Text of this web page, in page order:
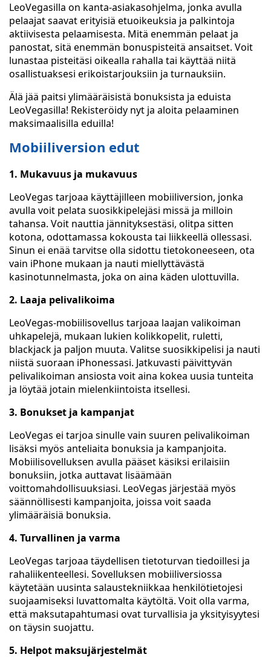
LeoVegasilla on kanta-asiakasohjelma, jonka avulla
pelaajat saavat erityisiä etuoikeuksia ja palkintoja
aktiivisesta pelaamisesta. Mitä enemmän pelaat ja
panostat, sitä enemmän bonuspisteitä ansaitset. Voit
lunastaa pisteitäsi oikealla rahalla tai käyttää niitä
osallistuaksesi erikoistarjouksiin ja turnauksiin.
Älä jää paitsi ylimääräisistä bonuksista ja eduista
LeoVegasilla! Rekisteröidy nyt ja aloita pelaaminen
maksimaalisilla eduilla!
Mobiiliversion edut
1. Mukavuus ja mukavuus
LeoVegas tarjoaa käyttäjilleen mobiiliversion, jonka
avulla voit pelata suosikkipelejäsi missä ja milloin
tahansa. Voit nauttia jännityksestäsi, olitpa sitten
kotona, odottamassa kokousta tai liikkeellä ollessasi.
Sinun ei enää tarvitse olla sidottu tietokoneeseen, ota
vain iPhone mukaan ja nauti miellyttävästä
kasinotunnelmasta, joka on aina käden ulottuvilla.
2. Laaja pelivalikoima
LeoVegas-mobiilisovellus tarjoaa laajan valikoiman
uhkapelejä, mukaan lukien kolikkopelit, ruletti,
blackjack ja paljon muuta. Valitse suosikkipelisi ja nauti
niistä suoraan iPhonessasi. Jatkuvasti päivittyvän
pelivalikoiman ansiosta voit aina kokea uusia tunteita
ja löytää jotain mielenkiintoista itsellesi.
3. Bonukset ja kampanjat
LeoVegas ei tarjoa sinulle vain suuren pelivalikoiman
lisäksi myös anteliaita bonuksia ja kampanjoita.
Mobiilisovelluksen avulla pääset käsiksi erilaisiin
bonuksiin, jotka auttavat lisäämään
voittomahdollisuuksiasi. LeoVegas järjestää myös
säännöllisesti kampanjoita, joissa voit saada
ylimääräisiä bonuksia.
4. Turvallinen ja varma
LeoVegas tarjoaa täydellisen tietoturvan tiedoillesi ja
rahaliikenteellesi. Sovelluksen mobiiliversiossa
käytetään uusinta salaustekniikkaa henkilötietojesi
suojaamiseksi luvattomalta käytöltä. Voit olla varma,
että maksutapahtumasi ovat turvallisia ja yksityisyytesi
on täysin suojattu.
5. Helpot maksujärjestelmät